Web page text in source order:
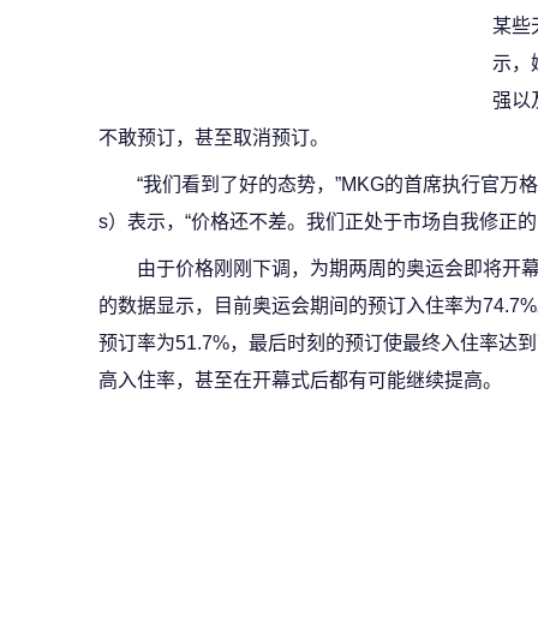
某些
示，
强以
不敢预订，甚至取消预订。
“我们看到了好的态势，”MKG的首席执行官万
s）表示，“价格还不差。我们正处于市场自我修正的
由于价格刚刚下调，为期两周的奥运会即将开
的数据显示，目前奥运会期间的预订入住率为
预订率为51.7%，最后时刻的预订使最终入住率达
高入住率，甚至在开幕式后都有可能继续提高。